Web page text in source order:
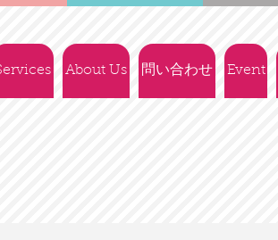
About Us 問い合わせ Event